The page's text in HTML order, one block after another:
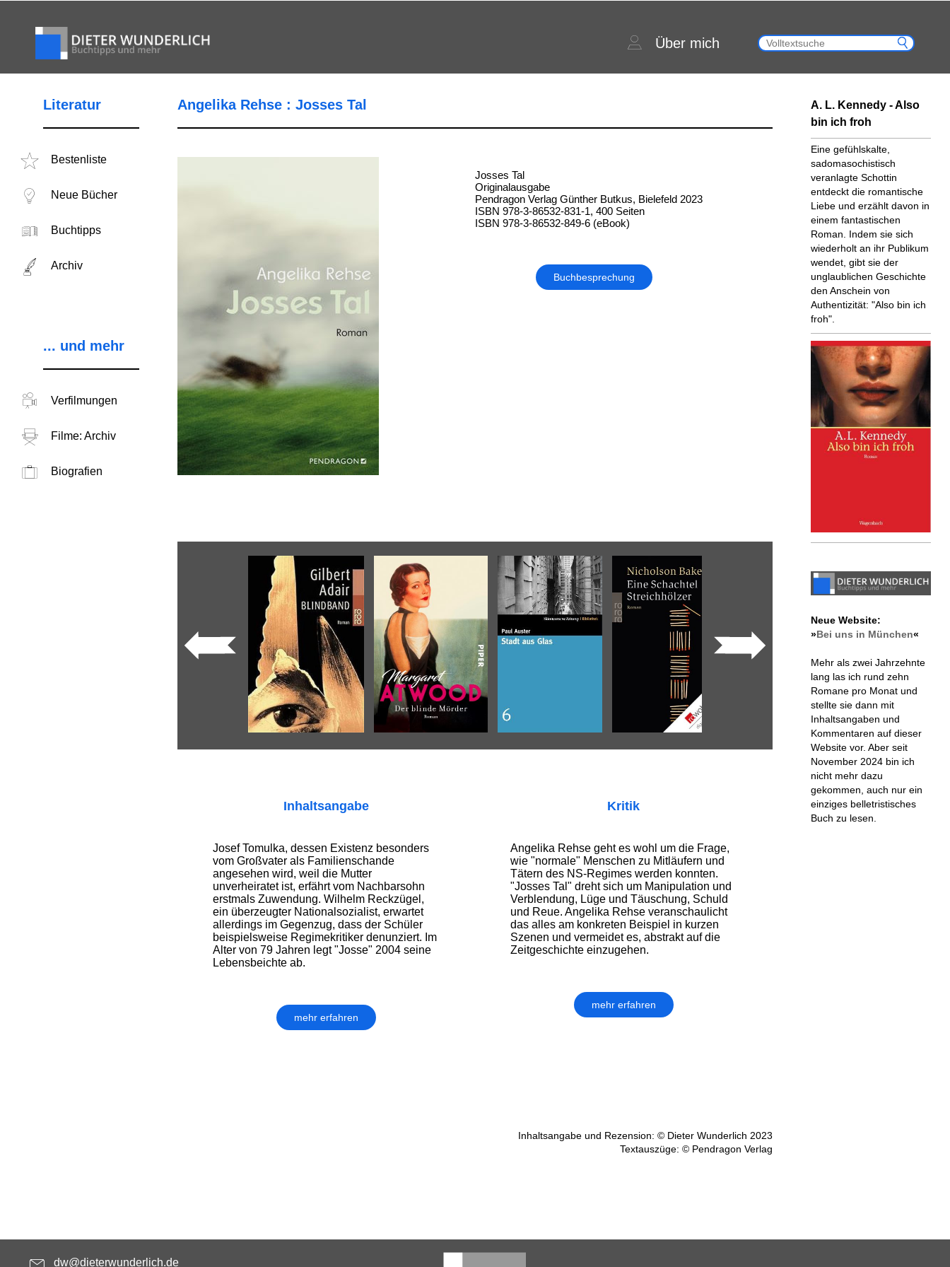
Über mich
Literatur
Bestenliste
Neue Bücher
Buchtipps
Archiv
... und mehr
Verfilmungen
Filme: Archiv
Biografien
Angelika Rehse : Josses Tal
Josses Tal
Originalausgabe
Pendragon Verlag Günther Butkus, Bielefeld 2023
ISBN 978-3-86532-831-1, 400 Seiten
ISBN 978-3-86532-849-6 (eBook)
Buchbesprechung
Inhaltsangabe
Josef Tomulka, dessen Existenz besonders
vom Großvater als Familienschande
angesehen wird, weil die Mutter
unverheiratet ist, erfährt vom Nachbarsohn
erstmals Zuwendung. Wilhelm Reckzügel,
ein überzeugter Nationalsozialist, erwartet
allerdings im Gegenzug, dass der Schüler
beispielsweise Regimekritiker denunziert. Im
Alter von 79 Jahren legt "Josse" 2004 seine
Lebensbeichte ab.
mehr erfahren
Kritik
Angelika Rehse geht es wohl um die Frage,
wie "normale" Menschen zu Mitläufern und
Tätern des NS-Regimes werden konnten.
"Josses Tal" dreht sich um Manipulation und
Verblendung, Lüge und Täuschung, Schuld
und Reue. Angelika Rehse veranschaulicht
das alles am konkreten Beispiel in kurzen
Szenen und vermeidet es, abstrakt auf die
Zeitgeschichte einzugehen.
mehr erfahren
Inhaltsangabe und Rezension: © Dieter Wunderlich 2023
Textauszüge: © Pendragon Verlag
A. L. Kennedy - Also
bin ich froh
Eine gefühlskalte,
sadomasochistisch
veranlagte Schottin
entdeckt die romantische
Liebe und erzählt davon in
einem fantastischen
Roman. Indem sie sich
wiederholt an ihr Publikum
wendet, gibt sie der
unglaublichen Geschichte
den Anschein von
Authentizität: "Also bin ich
froh".
Neue Website:
»Bei uns in München«
Mehr als zwei Jahrzehnte
lang las ich rund zehn
Romane pro Monat und
stellte sie dann mit
Inhaltsangaben und
Kommentaren auf dieser
Website vor. Aber seit
November 2024 bin ich
nicht mehr dazu
gekommen, auch nur ein
einziges belletristisches
Buch zu lesen.
dw@dieterwunderlich.de